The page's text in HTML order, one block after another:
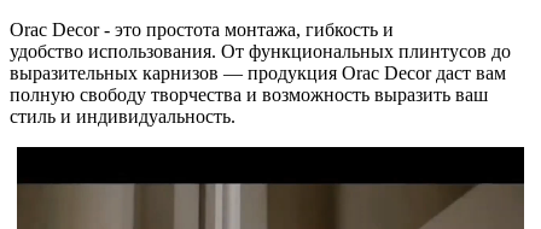
Orac Decor - это простота монтажа, гибкость и
удобство использования. От функциональных плинтусов до
выразительных карнизов — продукция Orac Decor даст вам
полную свободу творчества и возможность выразить ваш
стиль и индивидуальность.